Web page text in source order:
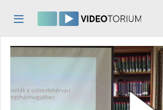
Home
Discovery